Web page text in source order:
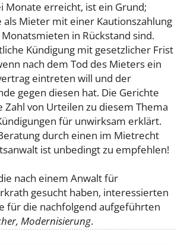
Monate erreicht, ist ein Grund;
als Mieter mit einer Kautionszahlung
in Rückstand sind.
Kündigung mit gesetzlicher Frist
nach dem Tod des Mieters ein
eintreten will und der
gegen diesen hat. Die Gerichte
Zahl von Urteilen zu diesem Thema
für unwirksam erklärt.
durch einen im Mietrecht
ist unbedingt zu empfehlen!
nach einem Anwalt für
gesucht haben, interessierten
für die nachfolgend aufgeführten
Modernisierung.